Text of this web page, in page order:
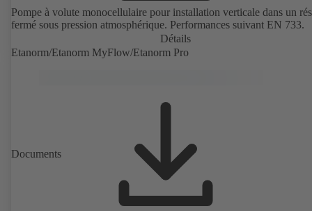
Pompe à volute monocellulaire pour installation verticale dans un
fermé sous pression atmosphérique. Performances suivant EN 733.
Détails
Etanorm/Etanorm MyFlow/Etanorm Pro
Documents